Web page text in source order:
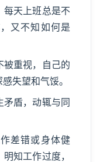
每天上班总是不
又不知如何是
被重视，自己的
失望和气馁。
盾，动辄与同
差错或身体健
知工作过度，